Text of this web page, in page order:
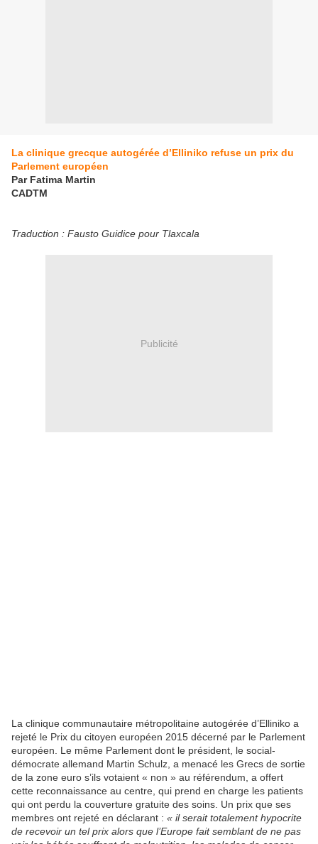
La clinique grecque autogérée d’Elliniko refuse un prix du
Parlement européen
Par Fatima Martin
CADTM
Traduction : Fausto Guidice pour Tlaxcala
Publicité
La clinique communautaire métropolitaine autogérée d’Elliniko a
rejeté le Prix du citoyen européen 2015 décerné par le Parlement
européen. Le même Parlement dont le président, le social-
démocrate allemand Martin Schulz, a menacé les Grecs de sortie
de la zone euro s’ils votaient « non » au référendum, a offert
cette reconnaissance au centre, qui prend en charge les patients
qui ont perdu la couverture gratuite des soins. Un prix que ses
membres ont rejeté en déclarant : « il serait totalement hypocrite
de recevoir un tel prix alors que l’Europe fait semblant de ne pas